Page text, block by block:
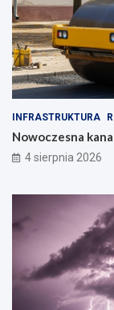
INFRASTRUKTURA
Nowoczesna
4 sierpnia 2026